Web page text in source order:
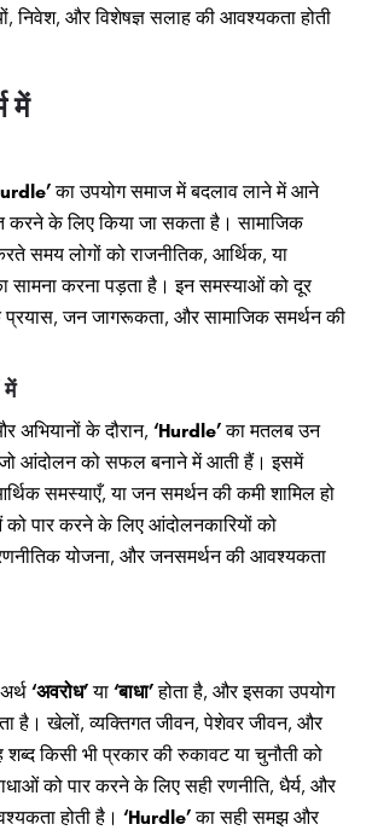
निवेश, और विशेषज्ञ सलाह की आवश्यकता होती
में
का उपयोग समाज में बदलाव लाने में आने
करने के लिए किया जा सकता है। सामाजिक
समय लोगों को राजनीतिक, आर्थिक, या
सामना करना पड़ता है। इन समस्याओं को दूर
जन जागरूकता, और सामाजिक समर्थन की
में
अभियानों के दौरान, ‘Hurdle’का मतलब उन
जो आंदोलन को सफल बनाने में आती हैं। इसमें
समस्याएँ, या जन समर्थन की कमी शामिल हो
पार करने के लिए आंदोलनकारियों को
योजना, और जनसमर्थन की आवश्यकता
‘अवरोध’या ‘बाधा’होता है, और इसका उपयोग
है। खेलों, व्यक्तिगत जीवन, पेशेवर जीवन, और
शब्द किसी भी प्रकार की रुकावट या चुनौती को
को पार करने के लिए सही रणनीति, धैर्य, और
होती है। ‘Hurdle’का सही समझ और